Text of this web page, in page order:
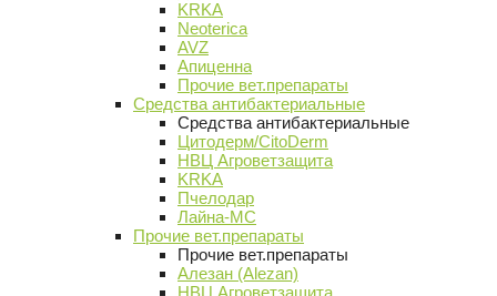
KRKA
Neoterica
AVZ
Апиценна
Прочие вет.препараты
Средства антибактериальные
Средства антибактериальные
Цитодерм/CitoDerm
НВЦ Агроветзащита
KRKA
Пчелодар
Лайна-МС
Прочие вет.препараты
Прочие вет.препараты
Алезан (Alezan)
НВЦ Агроветзащита